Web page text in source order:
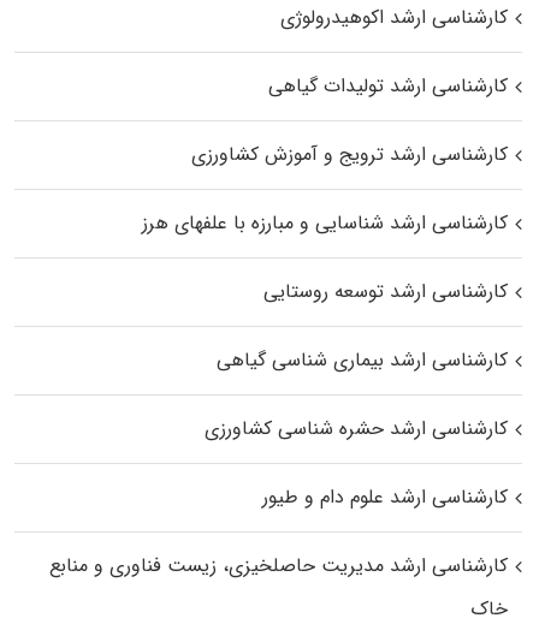
کارشناسی ارشد اکوهیدرولوژی
کارشناسی ارشد تولیدات گیاهی
کارشناسی ارشد ترویج و آموزش کشاورزی
کارشناسی ارشد شناسایی و مبارزه با علفهای هرز
کارشناسی ارشد توسعه روستایی
کارشناسی ارشد بیماری‌ شناسی گیاهی
کارشناسی ارشد حشره‌ شناسی کشاورزی
کارشناسی ارشد علوم دام و طیور
کارشناسی ارشد مدیریت حاصلخیزی، زیست فناوری و منابع
خاک